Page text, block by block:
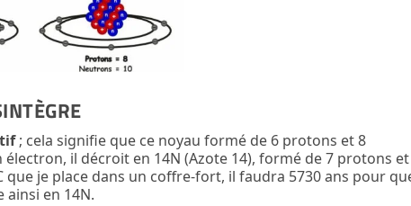
; cela signifie que ce noyau formé de 6 protons et 8
électron, il décroit en 14N (Azote 14), formé de 7 protons et
que je place dans un coffre-fort, il faudra 5730 ans pour
ainsi en 14N.